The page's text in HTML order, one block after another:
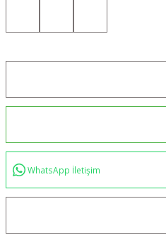
WhatsApp İletişim